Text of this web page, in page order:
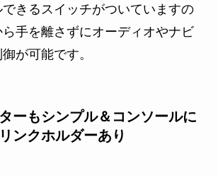
きるスイッチがついていますの
手を離さずにオーディオやナビ
が可能です。
ーもシンプル＆コンソールに
ンクホルダーあり